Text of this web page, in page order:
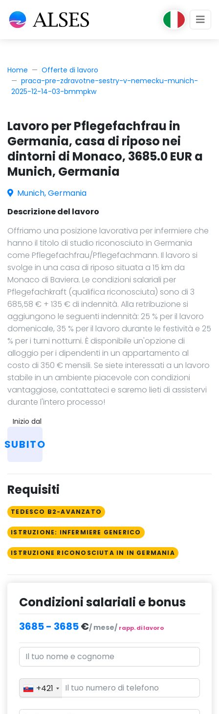
Home
Offerte di lavoro
praca-pre-zdravotne-sestry-v-nemecku-munich-
2025-12-14-03-bmmpkw
Lavoro per Pflegefachfrau in
Germania, casa di riposo nei
dintorni di Monaco, 3685.0 EUR a
Munich, Germania
Munich, Germania
Descrizione del lavoro
Offriamo una posizione lavorativa per infermiere che
hanno il titolo di studio riconosciuto in Germania
come Pflegefachfrau/Pflegefachmann. Il lavoro si
svolge in una casa di riposo situata a 15 km da
Monaco di Baviera. Le condizioni salariali per
Pflegefachkraft (qualifica riconosciuta) sono di 3
685,58 € + 135 € di indennità. Alla retribuzione si
aggiungono le seguenti indennità: 25 % per il lavoro
domenicale, 35 % per il lavoro durante le festività e 25
% per i turni notturni. È disponibile un'opzione di
alloggio per i dipendenti in un appartamento al
costo di 350 € mensili. Se siete interessati a un lavoro
stabile in un ambiente piacevole con condizioni
vantaggiose, contattateci e saremo lieti di assistervi
durante l'intero processo!
Inizio dal
SUBITO
Requisiti
TEDESCO B2-AVANZATO
ISTRUZIONE: INFERMIERE GENERICO
ISTRUZIONE RICONOSCIUTA IN IN GERMANIA
Condizioni salariali e bonus
3685 - 3685€/ mese/ rapp. di lavoro
+421